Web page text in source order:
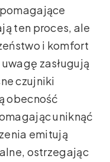
ten proces, ale
i komfort
zasługują
czujniki
obecność
uniknąć
emitują
ostrzegając